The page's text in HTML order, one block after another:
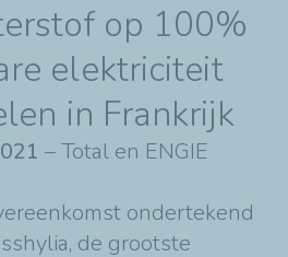
op 100%
elektriciteit
in Frankrijk
– Total en ENGIE
ondertekend
de grootste